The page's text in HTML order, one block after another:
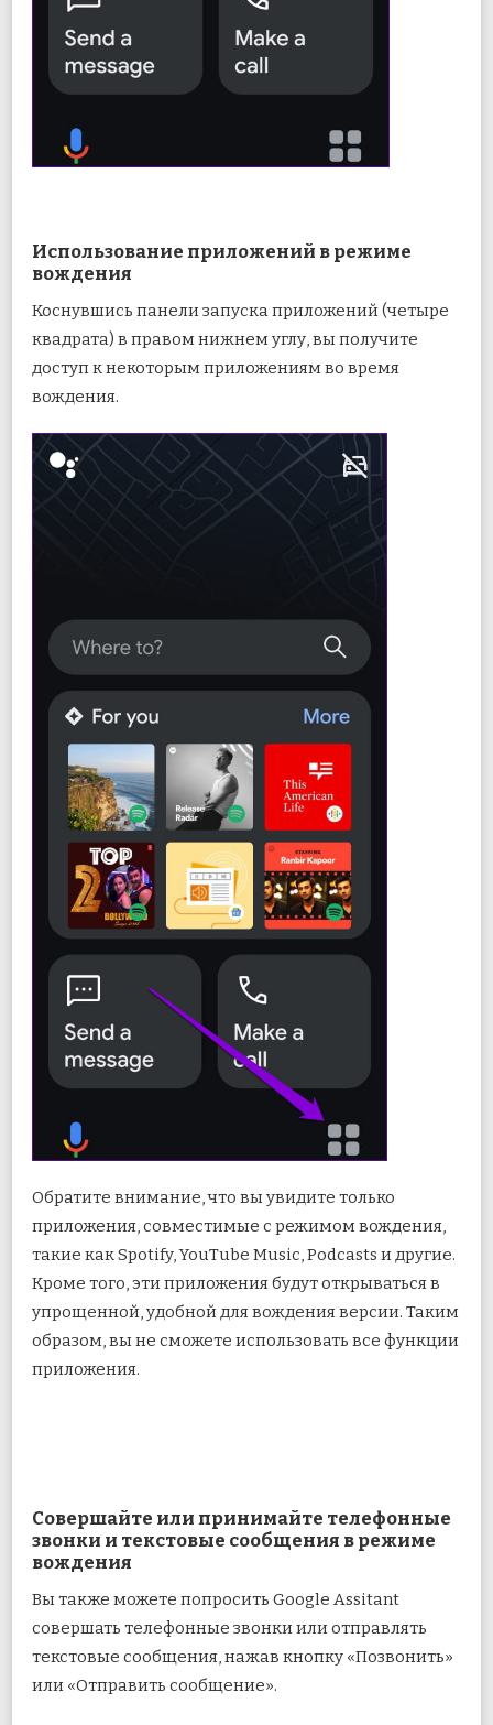
Использование приложений в режиме
вождения
Коснувшись панели запуска приложений (четыре
квадрата) в правом нижнем углу, вы получите
доступ к некоторым приложениям во время
вождения.
Обратите внимание, что вы увидите только
приложения, совместимые с режимом вождения,
такие как Spotify, YouTube Music, Podcasts и другие.
Кроме того, эти приложения будут открываться в
упрощенной, удобной для вождения версии. Таким
образом, вы не сможете использовать все функции
приложения.
Совершайте или принимайте телефонные
звонки и текстовые сообщения в режиме
вождения
Вы также можете попросить Google Assitant
совершать телефонные звонки или отправлять
текстовые сообщения, нажав кнопку «Позвонить»
или «Отправить сообщение».